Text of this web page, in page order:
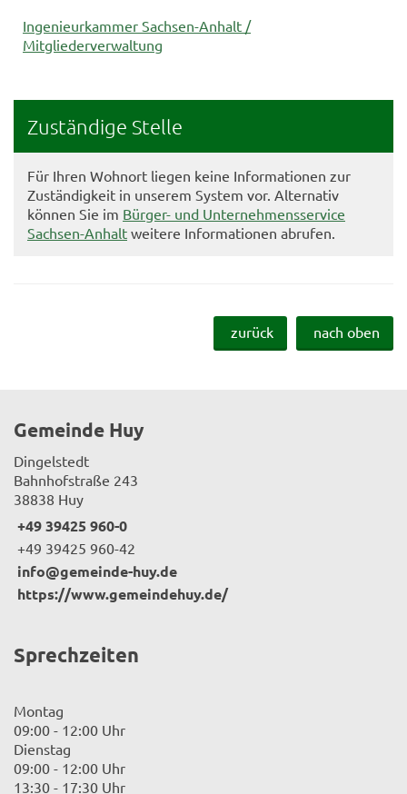
Ingenieurkammer Sachsen-Anhalt /
Mitgliederverwaltung
Zuständige Stelle
Für Ihren Wohnort liegen keine Informationen zur
Zuständigkeit in unserem System vor. Alternativ
können Sie im Bürger- und Unternehmensservice
Sachsen-Anhalt weitere Informationen abrufen.
zurück nach oben
Gemeinde Huy
Dingelstedt
Bahnhofstraße 243
38838 Huy
+49 39425 960-0
+49 39425 960-42
info@gemeinde-huy.de
https://www.gemeindehuy.de/
Sprechzeiten
Montag
09:00 - 12:00 Uhr
Dienstag
09:00 - 12:00 Uhr
13:30 - 17:30 Uhr